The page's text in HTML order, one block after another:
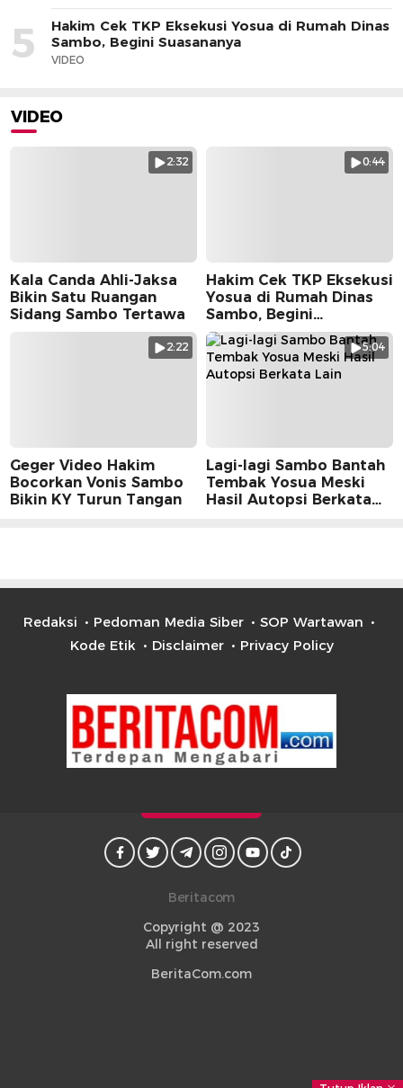
5
Hakim Cek TKP Eksekusi Yosua di Rumah Dinas
Sambo, Begini Suasananya
VIDEO
VIDEO
2:32
Kala Canda Ahli-Jaksa
Bikin Satu Ruangan
Sidang Sambo Tertawa
0:44
Hakim Cek TKP Eksekusi
Yosua di Rumah Dinas
Sambo, Begini
Suasananya
2:22
Geger Video Hakim
Bocorkan Vonis Sambo
Bikin KY Turun Tangan
5:04
Lagi-lagi Sambo Bantah
Tembak Yosua Meski
Hasil Autopsi Berkata
Redaksi Pedoman Media Siber
SOP Wartawan
Kode Etik
Disclaimer Privacy Policy
Beritacom
Copyright @ 2023
All right reserved
BeritaCom.com